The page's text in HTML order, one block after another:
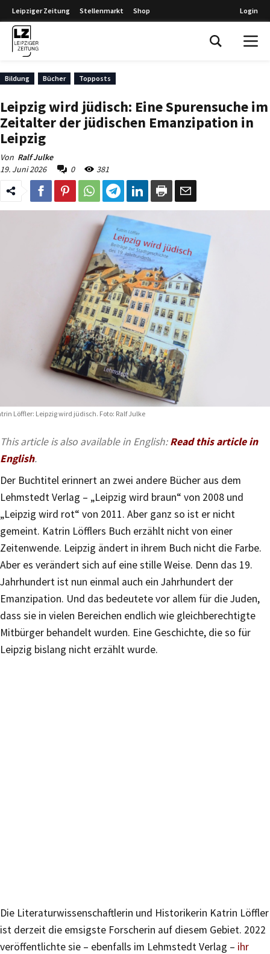
Leipziger Zeitung Stellenmarkt Shop Login
Bildung Bücher Topposts
Leipzig wird jüdisch: Eine Spurensuche im
Zeitalter der jüdischen Emanzipation in
Leipzig
Von Ralf Julke
19. Juni 2026
0 381
Löffler: Leipzig wird jüdisch. Foto: Ralf Julke
This article is also available in English:Read this article in
English.
Der Buchtitel erinnert an zwei andere Bücher aus dem
Lehmstedt Verlag – „Leipzig wird braun“ von 2008 und
„Leipzig wird rot“ von 2011. Aber ganz so ist er nicht
gemeint. Katrin Löfflers Buch erzählt nicht von einer
Zeitenwende. Leipzig ändert in ihrem Buch nicht die Farbe.
Aber es verändert sich auf eine stille Weise. Denn das 19.
Jahrhundert ist nun einmal auch ein Jahrhundert der
Emanzipation. Und das bedeutete vor allem für die Juden,
dass sie in vielen Bereichen endlich wie gleichberechtigte
Mitbürger behandelt wurden. Eine Geschichte, die so für
Leipzig bislang nicht erzählt wurde.
Die Literaturwissenschaftlerin und Historikerin Katrin Löffler
ist derzeit die emsigste Forscherin auf diesem Gebiet. 2022
veröffentlichte sie – ebenfalls im Lehmstedt Verlag – ihr